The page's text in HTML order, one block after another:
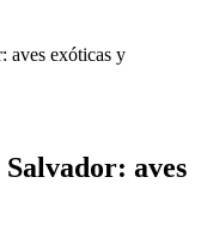
aves exóticas y
aves